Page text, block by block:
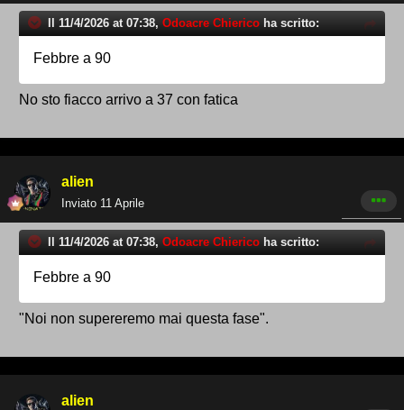
Il 11/4/2026 at 07:38, Odoacre Chierico ha scritto:
Febbre a 90
No sto fiacco arrivo a 37 con fatica
alien
Inviato 11 Aprile
Il 11/4/2026 at 07:38, Odoacre Chierico ha scritto:
Febbre a 90
"Noi non supereremo mai questa fase".
alien